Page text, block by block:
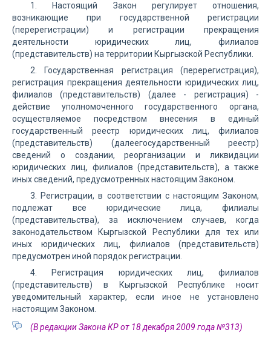
1. Настоящий Закон регулирует отношения,
возникающие при государственной регистрации
(перерегистрации) и регистрации прекращения
деятельности юридических лиц, филиалов
(представительств) на территории Кыргызской Республики.
2. Государственная регистрация (перерегистрация),
регистрация прекращения деятельности юридических лиц,
филиалов (представительств) (далее - регистрация) -
действие уполномоченного государственного органа,
осуществляемое посредством внесения в единый
государственный реестр юридических лиц, филиалов
(представительств) (далеегосударственный реестр)
сведений о создании, реорганизации и ликвидации
юридических лиц, филиалов (представительств), а также
иных сведений, предусмотренных настоящим Законом.
3. Регистрации, в соответствии с настоящим Законом,
подлежат все юридические лица, филиалы
(представительства), за исключением случаев, когда
законодательством Кыргызской Республики для тех или
иных юридических лиц, филиалов (представительств)
предусмотрен иной порядок регистрации.
4. Регистрация юридических лиц, филиалов
(представительств) в Кыргызской Республике носит
уведомительный характер, если иное не установлено
настоящим Законом.
(В редакции Закона КР от 18 декабря 2009 года №313)